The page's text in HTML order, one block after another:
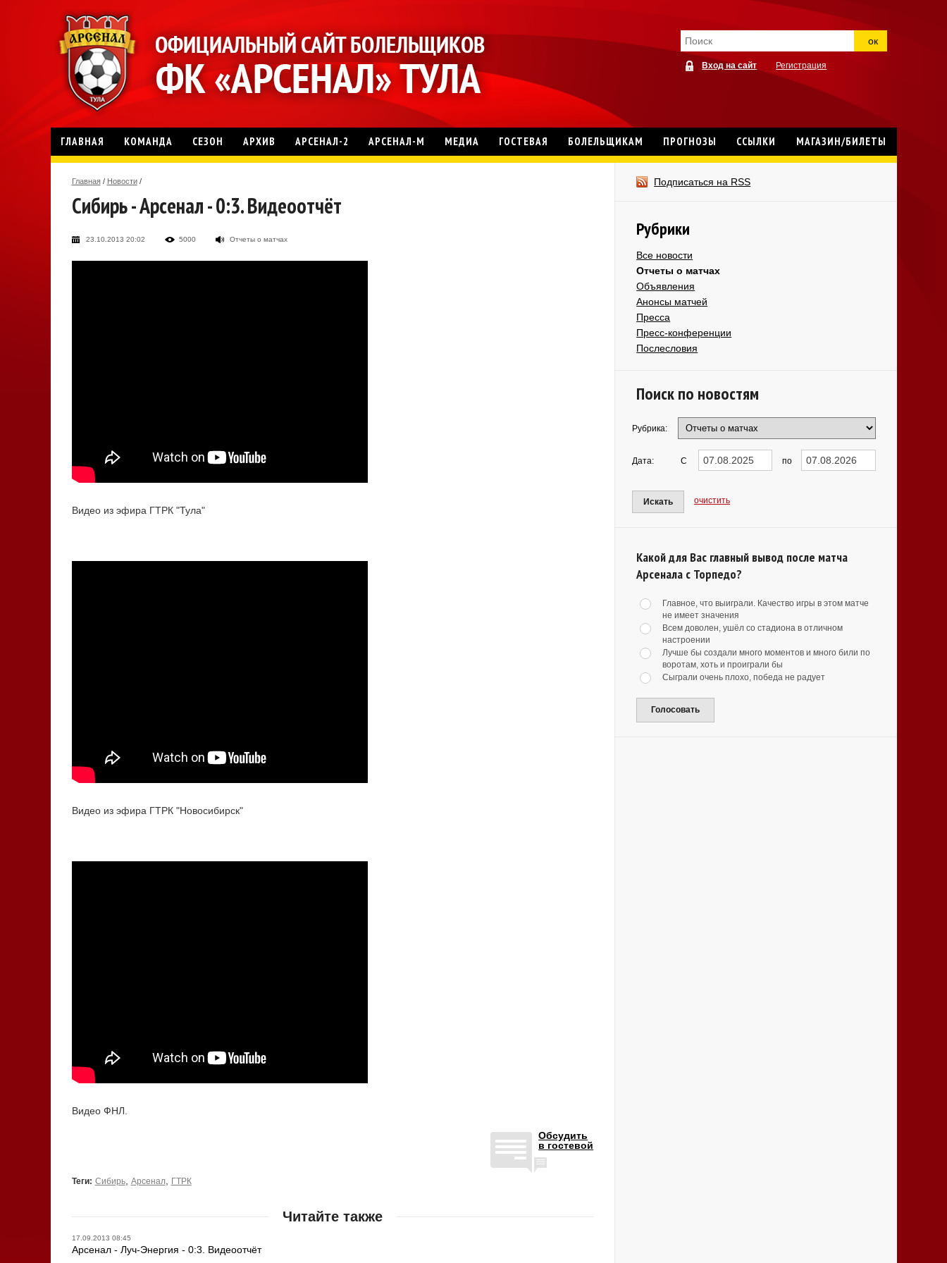
ок
Вход на сайт Регистрация
ГЛАВНАЯ КОМАНДА СЕЗОН АРХИВ АРСЕНАЛ-2 АРСЕНАЛ-М МЕДИА ГОСТЕВАЯ БОЛЕЛЬЩИКАМ ПРОГНОЗЫ ССЫЛКИ МАГАЗИН/БИЛЕТЫ
Главная / Новости /
Сибирь - Арсенал - 0:3. Видеоотчёт
23.10.2013 20:02 5000 Отчеты о матчах
Видео из эфира ГТРК "Тула"
Видео из эфира ГТРК "Новосибирск"
Видео ФНЛ.
Обсудить
в гостевой
Теги: Сибирь, Арсенал, ГТРК
Читайте также
17.09.2013 08:45
Арсенал - Луч-Энергия - 0:3. Видеоотчёт
Подписаться на RSS
Рубрики
Все новости
Отчеты о матчах
Объявления
Анонсы матчей
Пресса
Пресс-конференции
Послесловия
Поиск по новостям
Рубрика:
Дата: С по
Искать очистить
Какой для Вас главный вывод после матча
Арсенала с Торпедо?
Главное, что выиграли. Качество игры в этом матче
не имеет значения
Всем доволен, ушёл со стадиона в отличном
настроении
Лучше бы создали много моментов и много били по
воротам, хоть и проиграли бы
Сыграли очень плохо, победа не радует
Голосовать